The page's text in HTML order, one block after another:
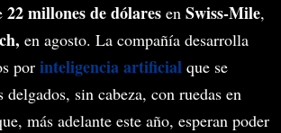
22 millones de dólares en Swiss-Mile,
en agosto. La compañía desarrolla
por inteligencia artificial que se
delgados, sin cabeza, con ruedas en
más adelante este año, esperan poder